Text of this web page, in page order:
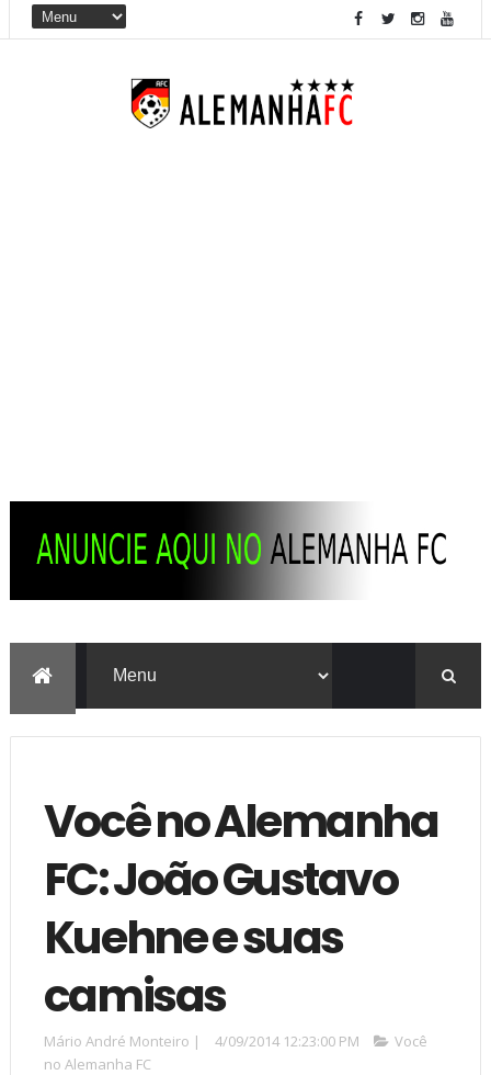
Você no Alemanha
FC: João Gustavo
Kuehne e suas
camisas
Mário André Monteiro | 4/09/2014 12:23:00 PM
Você
no Alemanha FC